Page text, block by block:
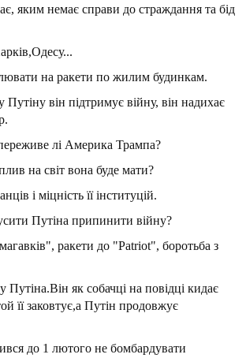
яким немає справи до страждання та бід
на ракети по жилим будинкам.
він підтримує війну, він надихає
лі Америка Трампа?
на світ вона буде мати?
і міцність її інституцій.
Путіна припинити війну?
ракети до "Patriot", боротьба з
як собачці на повідці кидає
її заковтує,а Путін продовжує
до 1 лютого не бомбардувати